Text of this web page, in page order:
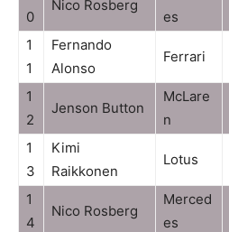
0
Nico Rosberg
es
1
1
Fernando
Alonso
Ferrari
1
2
Jenson Button
McLare
n
1
3
Kimi
Raikkonen
Lotus
1
4
Nico Rosberg
Merced
es